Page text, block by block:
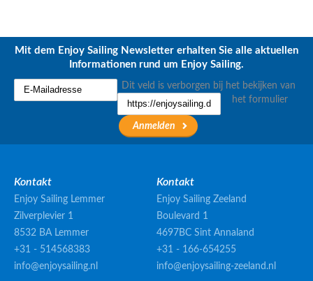
Mit dem Enjoy Sailing Newsletter erhalten Sie alle aktuellen
Informationen rund um Enjoy Sailing.
Dit veld is verborgen bij het bekijken van
het formulier
Kontakt
Enjoy Sailing Lemmer
Zilverplevier 1
8532 BA Lemmer
+31 - 514568383
info@enjoysailing.nl
Kontakt
Enjoy Sailing Zeeland
Boulevard 1
4697BC Sint Annaland
+31 - 166-654255
info@enjoysailing-zeeland.nl